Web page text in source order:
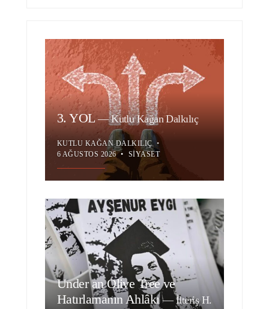
3. YOL—Kutlu Kağan Dalkılıç
KUTLU KAĞAN DALKILIÇ •
6 AĞUSTOS 2026 • SIYASET
Under an Olive Tree ve
Hatırlamanın Ahlâkı— İlteriş H.